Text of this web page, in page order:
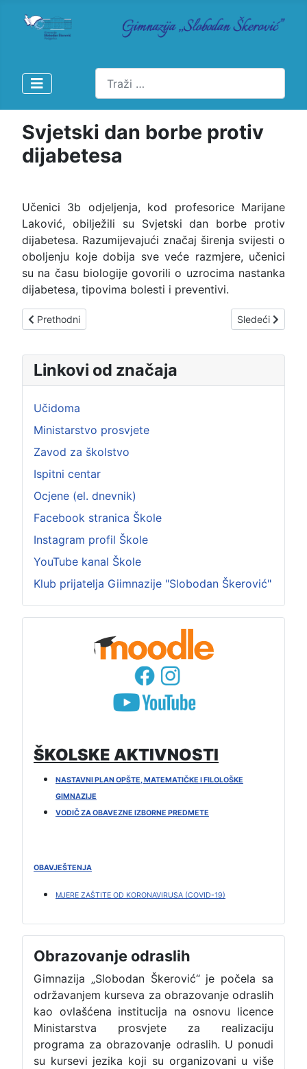
Pretraži
Svjetski dan borbe protiv
dijabetesa
Učenici 3b odjeljenja, kod profesorice Marijane
Laković, obilježili su Svjetski dan borbe protiv
dijabetesa. Razumijevajući značaj širenja svijesti o
oboljenju koje dobija sve veće razmjere, učenici
su na času biologije govorili o uzrocima nastanka
dijabetesa, tipovima bolesti i preventivi.
Prethodni članak: Obilježen Međunarodni dan srednjoškolaca
Prethodni Sledeći
Sledeći
Linkovi od značaja
Učidoma
Ministarstvo prosvjete
Zavod za školstvo
Ispitni centar
Ocjene (el. dnevnik)
Facebook stranica Škole
Instagram profil Škole
YouTube kanal Škole
Klub prijatelja Giimnazije "Slobodan Škerović"
ŠKOLSKE AKTIVNOSTI
NASTAVNI PLAN OPŠTE, MATEMATIČKE I FILOLOŠKE
GIMNAZIJE
VODIČ ZA OBAVEZNE IZBORNE PREDMETE
OBAVJEŠTENJA
MJERE ZAŠTITE OD KORONAVIRUSA (COVID-19)
Obrazovanje odraslih
Gimnazija „Slobodan Škerović“ je počela sa
održavanjem kurseva za obrazovanje odraslih
kao ovlašćena institucija na osnovu licence
Ministarstva prosvjete za realizaciju
programa za obrazovanje odraslih. U ponudi
su kursevi jezika koji su organizovani u više